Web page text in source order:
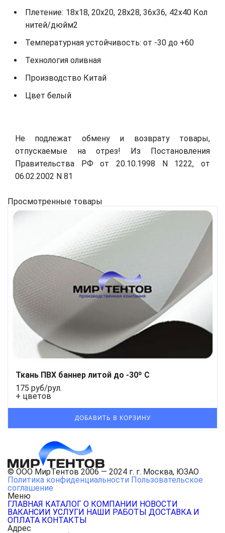
Плетение: 18x18, 20x20, 28x28, 36x36, 42x40 Кол
нитей/дюйм2
Температурная устойчивость: от -30 до +60
Технология оливная
Производство Китай
Цвет белый
Не подлежат обмену и возврату товары,
отпускаемые на отрез! Из Постановления
Правительства РФ от 20.10.1998 N 1222, от
06.02.2002 N 81
Просмотренные товары
Ткань ПВХ баннер литой до -30º С
175 руб/рул.
+ цветов
© ООО МирТентов 2006 — 2024 г. г. Москва, ЮЗАО
Политика конфиденциальности Пользовательское
соглашение
Меню
ГЛАВНАЯ КАТАЛОГ О КОМПАНИИ НОВОСТИ
ВАКАНСИИ УСЛУГИ НАШИ РАБОТЫ ДОСТАВКА И
ОПЛАТА КОНТАКТЫ
Адрес